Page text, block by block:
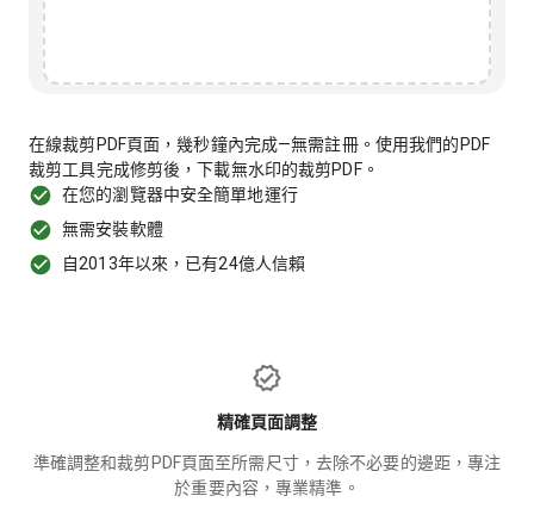
在線裁剪PDF頁面，幾秒鐘內完成—無需註冊。使用我們的PDF
裁剪工具完成修剪後，下載無水印的裁剪PDF。
在您的瀏覽器中安全簡單地運行
無需安裝軟體
自2013年以來，已有24億人信賴
精確頁面調整
準確調整和裁剪PDF頁面至所需尺寸，去除不必要的邊距，專注
於重要內容，專業精準。